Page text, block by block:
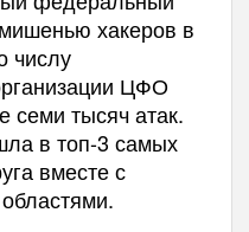
хакеров в
числу
ЦФО
тысяч атак.
в топ-3 самых
вместе с